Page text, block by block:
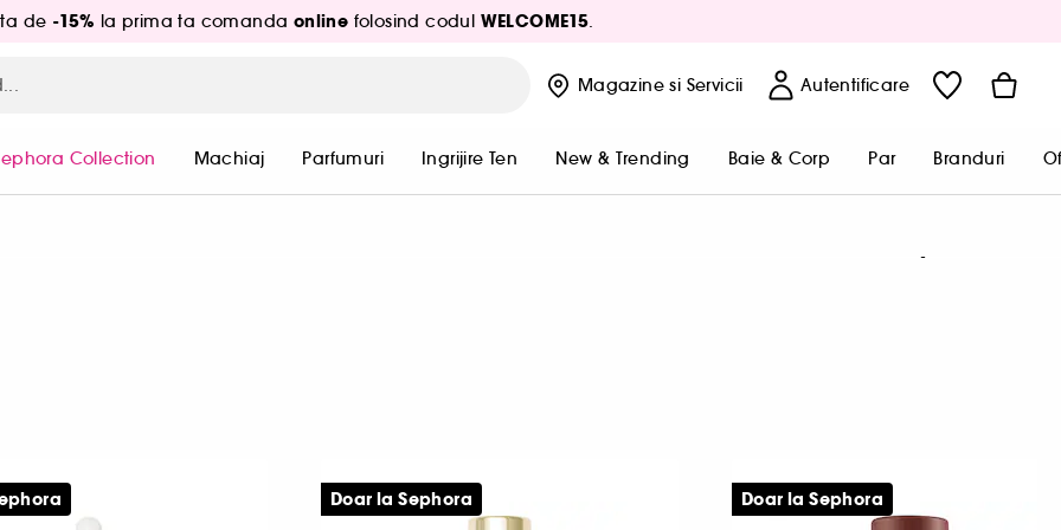
de -15% la prima ta comanda online folosind codul WELCOME15.
Magazinesi Servicii Autentificare
Collection Machiaj Parfumuri Ingrijire Ten New & Trending Baie & Corp Par Branduri
Doar la Sephora Doar la Sephora